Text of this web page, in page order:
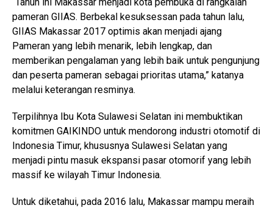
pameran GIIAS. Berbekal kesuksessan pada tahun lalu,
GIIAS Makassar 2017 optimis akan menjadi ajang
Pameran yang lebih menarik, lebih lengkap, dan
memberikan pengalaman yang lebih baik untuk pengunjung
dan peserta pameran sebagai prioritas utama,” katanya
melalui keterangan resminya.
Terpilihnya Ibu Kota Sulawesi Selatan ini membuktikan
komitmen GAIKINDO untuk mendorong industri otomotif di
Indonesia Timur, khususnya Sulawesi Selatan yang
menjadi pintu masuk ekspansi pasar otomorif yang lebih
massif ke wilayah Timur Indonesia.
Untuk diketahui, pada 2016 lalu, Makassar mampu meraih